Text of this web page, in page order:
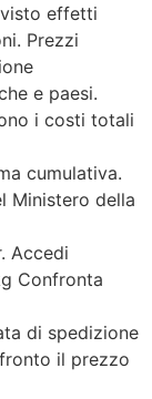
effetti
Prezzi
e paesi.
i costi totali
cumulativa.
Ministero della
Accedi
Confronta
di spedizione
il prezzo